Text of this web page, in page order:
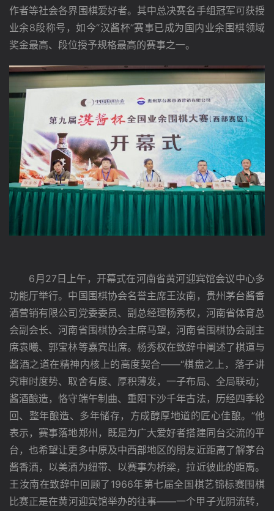
作者等社会各界围棋爱好者。其中总决赛名手组冠军可获授
业余8段称号，如今“汉酱杯”赛事已成为国内业余围棋领域
奖金最高、段位授予规格最高的赛事之一。
6月27日上午，开幕式在河南省黄河迎宾馆会议中心多
功能厅举行。中国围棋协会名誉主席王汝南，贵州茅台酱香
酒营销有限公司党委委员、副总经理杨秀权，河南省体育总
会副会长、河南省围棋协会主席马望，河南省围棋协会副主
席袁曦、郭宝林等嘉宾出席。杨秀权在致辞中阐述了棋道与
酱酒之道在精神内核上的高度契合——“棋盘之上，落子讲
究审时度势、取舍有度、厚积薄发，一子布局、全局联动；
酱酒酿造，恪守端午制曲、重阳下沙千年古法，历经四季轮
回、整年酿造、多年储存，方成醇厚地道的匠心佳酿。”他
表示，赛事落地郑州，既是为广大爱好者搭建同台交流的平
台，也希望让更多中原及中西部地区的朋友近距离了解茅台
酱香酒，以美酒为纽带、以赛事为桥梁，拉近彼此的距离。
王汝南在致辞中回顾了1966年第七届全国棋艺锦标赛围棋
比赛正是在黄河迎宾馆举办的往事——一个甲子光阴流转，